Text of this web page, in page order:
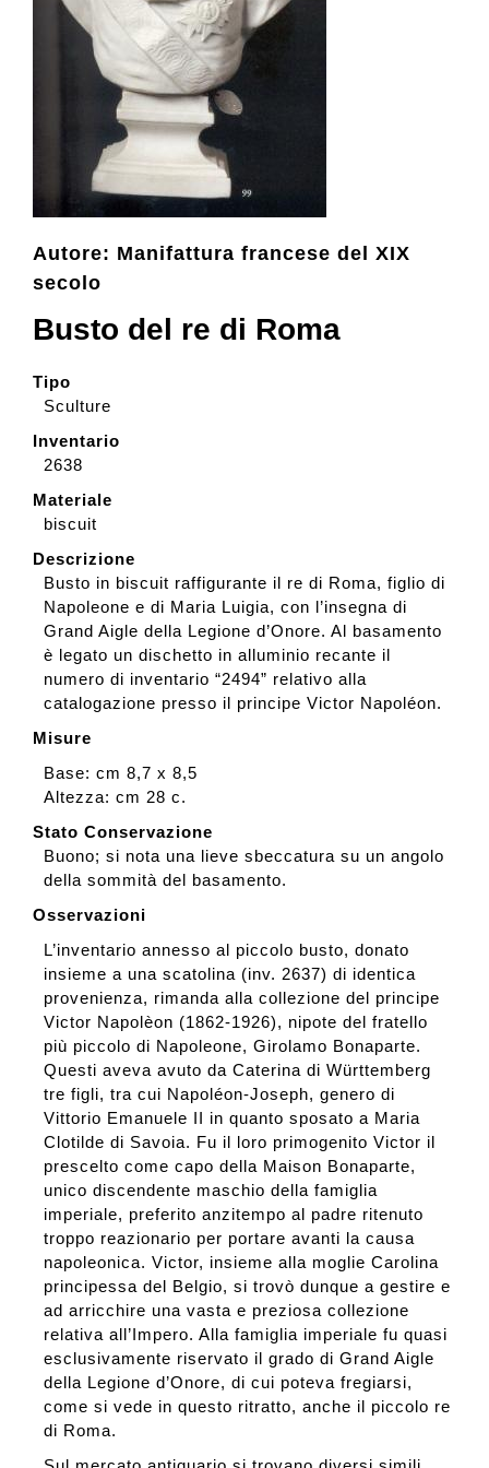
Collezione
Contatti e biglietti
Accessibilità
Dona
Autore: Manifattura francese del XIX
secolo
Busto del re di Roma
Tipo
Sculture
Inventario
2638
Materiale
biscuit
Descrizione
Busto in biscuit raffigurante il re di Roma, figlio di
Napoleone e di Maria Luigia, con l’insegna di
Grand Aigle della Legione d’Onore. Al basamento
è legato un dischetto in alluminio recante il
numero di inventario “2494” relativo alla
catalogazione presso il principe Victor Napoléon.
Misure
Base: cm 8,7 x 8,5
Altezza: cm 28 c.
Stato Conservazione
Buono; si nota una lieve sbeccatura su un angolo
della sommità del basamento.
Osservazioni
L’inventario annesso al piccolo busto, donato
insieme a una scatolina (inv. 2637) di identica
provenienza, rimanda alla collezione del principe
Victor Napolèon (1862-1926), nipote del fratello
più piccolo di Napoleone, Girolamo Bonaparte.
Questi aveva avuto da Caterina di Württemberg
tre figli, tra cui Napoléon-Joseph, genero di
Vittorio Emanuele II in quanto sposato a Maria
Clotilde di Savoia. Fu il loro primogenito Victor il
prescelto come capo della Maison Bonaparte,
unico discendente maschio della famiglia
imperiale, preferito anzitempo al padre ritenuto
troppo reazionario per portare avanti la causa
napoleonica. Victor, insieme alla moglie Carolina
principessa del Belgio, si trovò dunque a gestire e
ad arricchire una vasta e preziosa collezione
relativa all’Impero. Alla famiglia imperiale fu quasi
esclusivamente riservato il grado di Grand Aigle
della Legione d’Onore, di cui poteva fregiarsi,
come si vede in questo ritratto, anche il piccolo re
di Roma.